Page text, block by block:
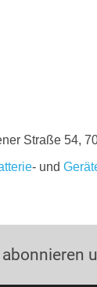
Straße 54,
- und